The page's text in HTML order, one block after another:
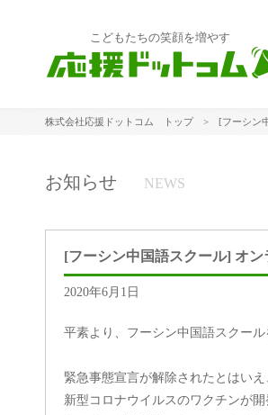
こどもたちの笑顔を増やす
株式会社応援ドットコム トップ> [フーシン中
お知らせ NEWS
[フーシン中国語スクール] オ
2020年6月1日
平素より、フーシン中国語スクー
緊急事態宣言が解除されたとはいえ
新型コロナウイルスのワクチンが